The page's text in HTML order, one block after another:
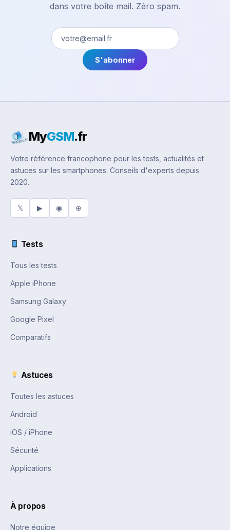
dans votre boîte mail. Zéro spam.
S'abonner
MyGSM.fr
Votre référence francophone pour les tests, actualités et
astuces sur les smartphones. Conseils d'experts depuis
2020.
𝕏 ▶ ◉ ⊕
Tests
Tous les tests
Apple iPhone
Samsung Galaxy
Google Pixel
Comparatifs
Astuces
Toutes les astuces
Android
iOS / iPhone
Sécurité
Applications
À propos
Notre équipe